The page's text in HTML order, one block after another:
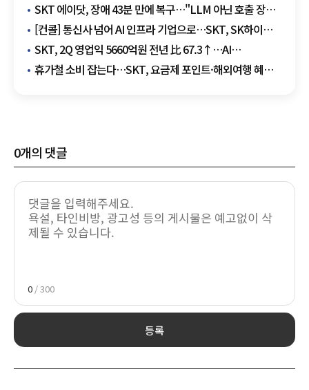
SKT 에이닷, 장애 43분 만에 복구…"LLM 아닌 호출 장비
오류"
[컨콜] 통신사 넘어 AI 인프라 기업으로…SKT, SK하이퍼
앞세워 데이터센터 주도권 경쟁
SKT, 2Q 영업익 5660억원 전년 比 67.3↑…AI
데이터센터가 만든 새 성장축
휴가철 소비 잡는다…SKT, 요금제 포인트·해외여행 혜택
0개의 댓글
0 / 300
등록